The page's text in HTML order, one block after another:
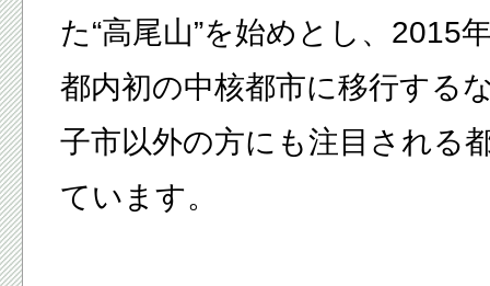
た“高尾山”を始めとし、2015
都内初の中核都市に移行する
子市以外の方にも注目される
ています。